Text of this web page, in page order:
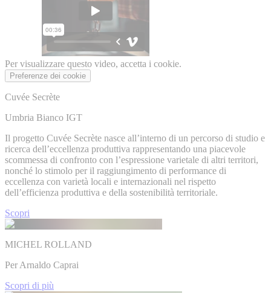
Per visualizzare questo video, accetta i cookie.
Preferenze dei cookie
Cuvée Secrète
Umbria Bianco IGT
Il progetto Cuvée Secrète nasce all’interno di un percorso di studio e
ricerca dell’eccellenza produttiva rappresentando una piacevole
scommessa di confronto con l’espressione varietale di altri territori,
nonché lo stimolo per il raggiungimento di performance di
eccellenza con varietà locali e internazionali nel rispetto
dell’efficienza produttiva e della sostenibilità territoriale.
Scopri
MICHEL ROLLAND
Per Arnaldo Caprai
Scopri di più